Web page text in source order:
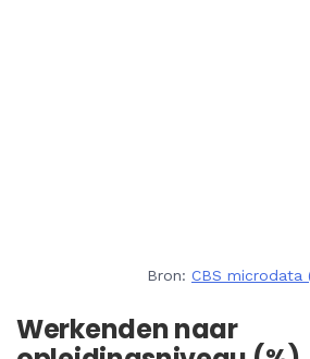
Bron: CBS microdata
Werkenden naar